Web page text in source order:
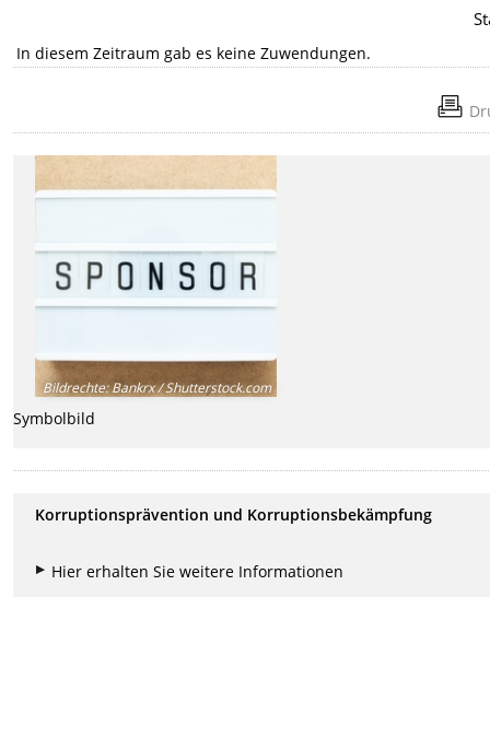
In diesem Zeitraum gab es keine Zuwendungen.
Bildrechte:Bankrx / Shutterstock.com
Symbolbild
Korruptionsprävention und Korruptionsbekämpfung
Hier erhalten Sie weitere Informationen